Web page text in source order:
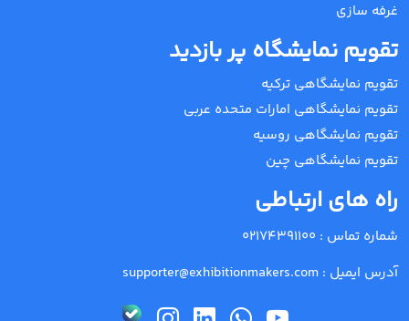
غرفه سازی
تقویم نمایشگاه پر بازدید
تقویم نمایشگاهی ترکیه
تقویم نمایشگاهی امارات متحده عربی
تقویم نمایشگاهی روسیه
تقویم نمایشگاهی چین
راه های ارتباطی
شماره تماس : 02174391100
آدرس ایمیل : supporter@exhibitionmakers.com